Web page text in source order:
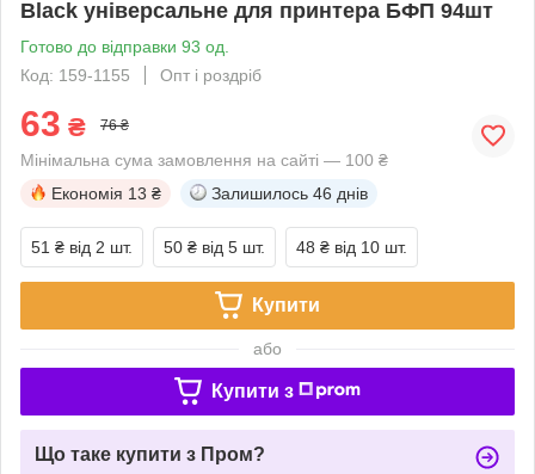
Black універсальне для принтера БФП 94шт
Готово до відправки 93 од.
Код: 159-1155
Опт і роздріб
63 ₴ 76 ₴
Мінімальна сума замовлення на сайті — 100 ₴
Економія 13 ₴ Залишилось 46 днів
51 ₴ від 2 шт. 50 ₴ від 5 шт. 48 ₴ від 10 шт.
Купити
або
Купити з
Що таке купити з Пром?